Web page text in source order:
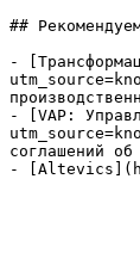
##
-
- [VAP:
соглашений
-